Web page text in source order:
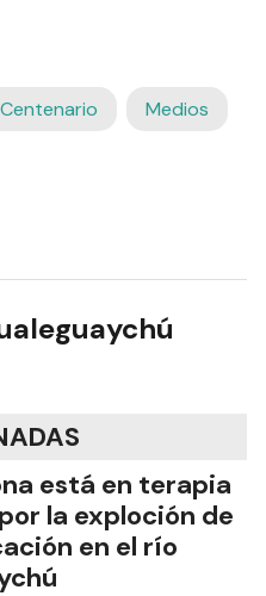
Medios
está en terapia
la exploción de
en el río